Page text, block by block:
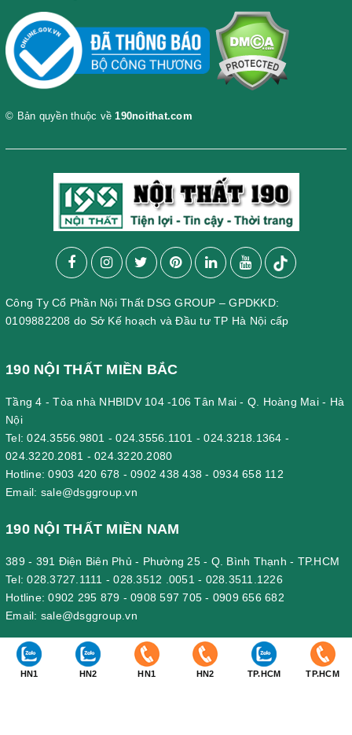
© Bản quyền thuộc về190noithat.com
Công Ty Cổ Phần Nội Thất DSG GROUP – GPDKKD:
0109882208 do Sở Kế hoạch và Đầu tư TP Hà Nội cấp
190 NỘI THẤT MIỀN BẮC
Tầng 4 - Tòa nhà NHBIDV 104 -106 Tân Mai - Q. Hoàng Mai - Hà
Nội
Tel:024.3556.9801 -024.3556.1101 -024.3218.1364 -
024.3220.2081 - 024.3220.2080
Hotline:0903 420 678 - 0902 438 438 - 0934 658 112
Email: sale@dsggroup.vn
190 NỘI THẤT MIỀN NAM
389 - 391 Điện Biên Phủ - Phường 25 - Q. Bình Thạnh - TP.HCM
Tel:028.3727.1111 -028.3512 .0051 - 028.3511.1226
Hotline:0902 295 879 - 0908 597 705 - 0909 656 682
Email: sale@dsggroup.vn
190 VĂN PHÒNG CÔNG TY
HN1 HN2 HN1 HN2 TP.HCM TP.HCM